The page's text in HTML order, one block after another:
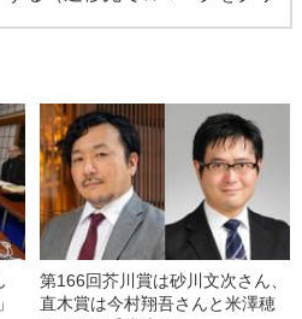
第166回芥川賞は砂川文次さん、
直木賞は今村翔吾さんと米澤穂